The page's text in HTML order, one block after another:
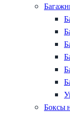
Боксы